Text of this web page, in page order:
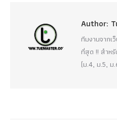
Author:
ทีมงานจากเ
ที่สุด !! สำห
(ม.4, ม.5, ม